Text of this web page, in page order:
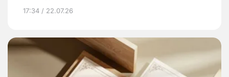
17:34 / 22.07.26